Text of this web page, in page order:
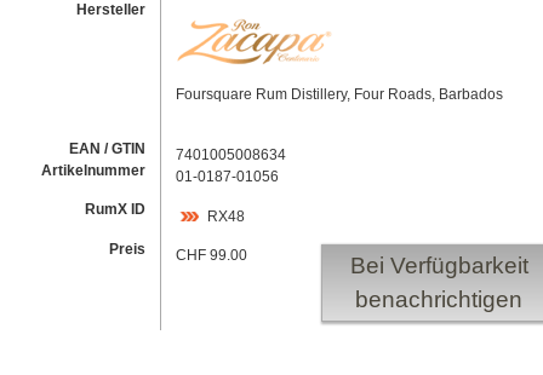
Hersteller
Foursquare Rum Distillery, Four Roads, Barbados
EAN / GTIN
Artikelnummer
7401005008634
01-0187-01056
RumX ID
RX48
Preis
CHF 99.00
Bei Verfügbarkeit
benachrichtigen